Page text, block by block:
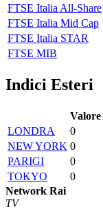
FTSE Italia All-Share
FTSE Italia Mid Cap
FTSE Italia STAR
FTSE MIB
Indici Esteri
Valore
LONDRA
0
NEW YORK 0
PARIGI
0
TOKYO
0
Network Rai
TV